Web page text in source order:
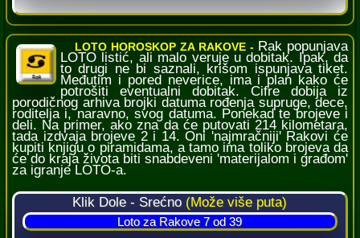
LOTO HOROSKOP ZA RAKOVE - Rak popunjava
LOTO listić, ali malo veruje u dobitak. Ipak, da
to drugi ne bi saznali, krišom ispunjava tiket.
Međutim i pored neverice, ima i plan kako će
potrošiti eventualni dobitak. Cifre dobija iz
porodičnog arhiva brojki datuma rođenja supruge, dece,
roditelja i, naravno, svog datuma. Ponekad te brojeve i
deli. Na primer, ako zna da će putovati 214 kilometara,
tada izdvaja brojeve 2 i 14. Oni 'najmračniji' Rakovi će
kupiti knjigu o piramidama, a tamo ima toliko brojeva da
će do kraja života biti snabdeveni 'materijalom i građom'
za igranje LOTO-a.